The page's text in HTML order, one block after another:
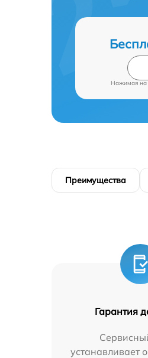
Нажимая на
Преимущества
Гарантия
устанавливает